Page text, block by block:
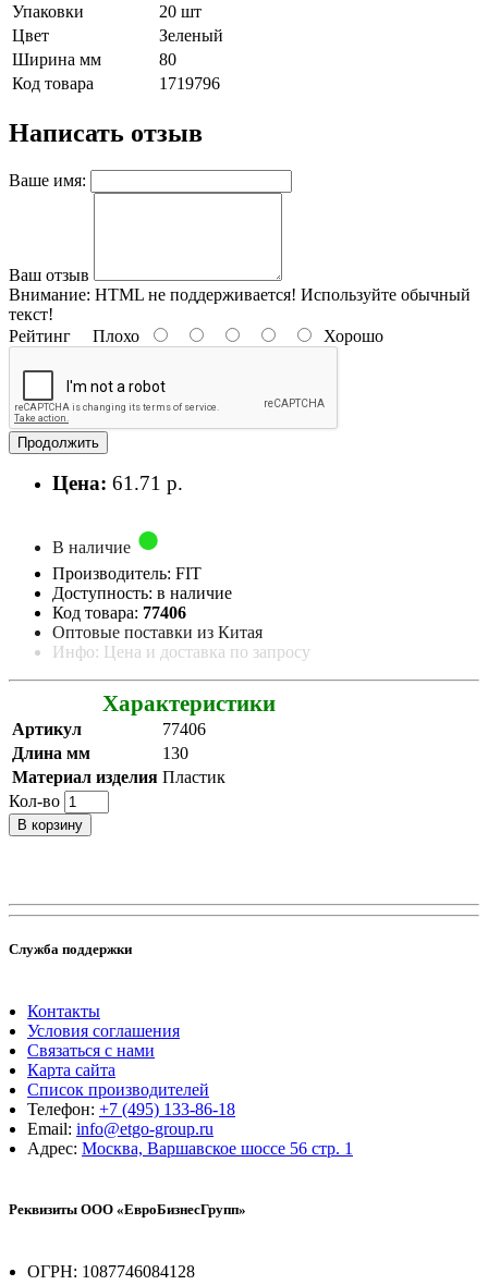
Упаковки
20 шт
Цвет
Зеленый
Ширина мм
80
Код товара
1719796
Написать отзыв
Ваше имя:
Ваш отзыв
Внимание: HTML не поддерживается! Используйте обычный
текст!
Рейтинг Плохо Хорошо
Продолжить
Цена: 61.71 р.
В наличие
Производитель: FIT
Доступность: в наличие
Код товара: 77406
Оптовые поставки из Китая
Инфо: Цена и доставка по запросу
Характеристики
Артикул
77406
Длина мм
130
Материал изделия Пластик
Кол-во
В корзину
Служба поддержки
Контакты
Условия соглашения
Связаться с нами
Карта сайта
Список производителей
Телефон: +7 (495) 133-86-18
Email: info@etgo-group.ru
Адрес: Москва, Варшавское шоссе 56 стр. 1
Реквизиты ООО «ЕвроБизнесГрупп»
ОГРН: 1087746084128